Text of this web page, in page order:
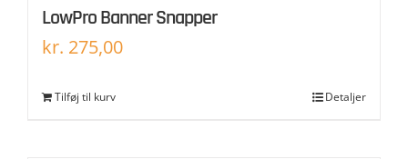
LowPro Banner Snapper
kr. 275,00
Tilføj til kurv Detaljer